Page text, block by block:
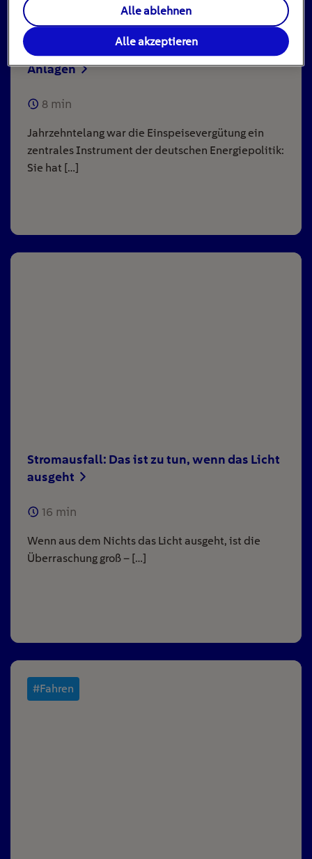
Einspeisevergütung für Photovoltaik-
Anlagen
8 min
Jahrzehntelang war die Einspeisevergütung ein
zentrales Instrument der deutschen Energiepolitik:
Sie hat […]
Stromausfall: Das ist zu tun, wenn das Licht
ausgeht
16 min
Wenn aus dem Nichts das Licht ausgeht, ist die
Überraschung groß – […]
#Fahren
Alle ablehnen
Alle akzeptieren